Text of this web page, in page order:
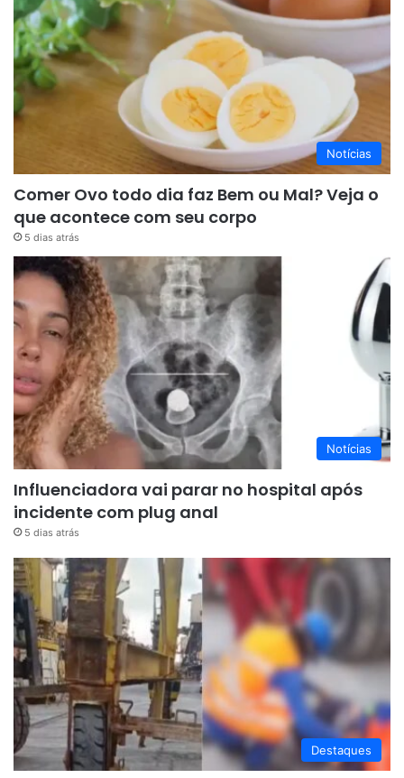
Notícias
Comer Ovo todo dia faz Bem ou Mal? Veja o
que acontece com seu corpo
5 dias atrás
Notícias
Influenciadora vai parar no hospital após
incidente com plug anal
5 dias atrás
Destaques